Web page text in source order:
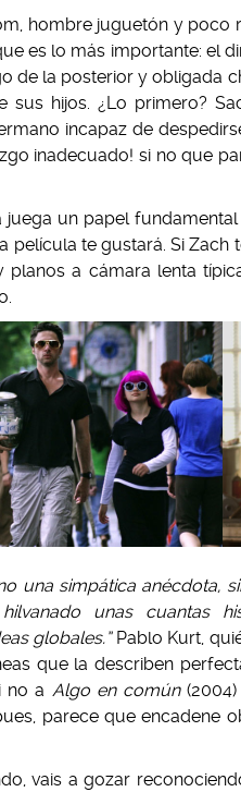
hombre juguetón y poco
es lo más importante: el
de la posterior y obligada
sus hijos. ¿Lo primero?
incapaz de
inadecuado! si no que
juega un papel
película te gustará. Si
planos a cámara lenta
una simpática anécdota,
unas cuantas
globales.”Pablo Kurt,
que la describen
no a Algo en común(2004)
parece que encadene
vais a gozar